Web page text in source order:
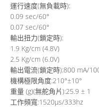
運行速度(無負載時):
0.09 sec/60°
0.07 sec/60°
輸出扭力(鎖定時):
1.9 Kg/cm (4.8V)
2.5 Kg/cm (6.0V)
輸出電流(鎖定時):800 mA/
機構極限角度:210°±10°
重量 (g)(無舵角片):25.9 ± 1
工作頻寬:1520μs/333hz